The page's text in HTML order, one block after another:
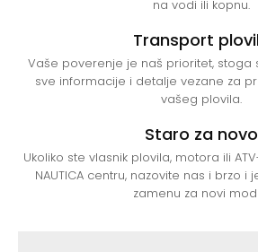
na vodi ili kopnu.
Transport
Vaše poverenje je naš prioritet, stoga
sve informacije i detalje vezane za
vašeg plovila.
Staro za novo
Ukoliko ste vlasnik plovila, motora ili
NAUTICA centru, nazovite nas i brzo i
zamenu za novi